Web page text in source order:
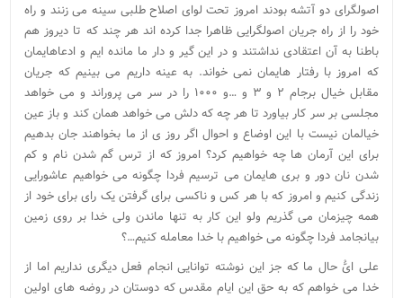
اصولگرای دو آتشه بودند امروز تحت لوای اصلاح طلبی سینه می زنند و راه
خود را از راه جریان اصولگرایی ظاهرا جدا کرده اند هر چند که تا دیروز هم
باطنا به آن اعتقادی نداشتند و در این گیر و دار ما مانده ایم و ادعاهایمان
که امروز با رفتار هایمان نمی خواند. به عینه داریم می بینیم که جریان
مقابل خیال برجام ۲ و ۳ و …و ۱۰۰۰ را در سر می پروراند و می خواهد
مجلسی بر سر کار بیاورد تا هر چه که دلش می خواهد همان کند و باز عین
خیالمان نیست با این اوضاع و احوال اگر روز ی از ما بخواهند جان بدهیم
برای این آرمان ها چه خواهیم کرد؟ امروز که از ترس گم شدن نام و کم
شدن نان دور و بری هایمان می ترسیم فردا چگونه می خواهیم عاشورایی
زندگی کنیم و امروز که با هر کس و ناکسی برای گرفتن یک رای برای خود از
همه چیزمان می گذریم ولو این کار به تنها ماندن ولی خدا بر روی زمین
بیانجامد فردا چگونه می خواهیم با خدا معامله کنیم…؟
علی ایُّ حال ما که جز این نوشته توانایی انجام فعل دیگری نداریم اما از
خدا می خواهم که به حق این ایام مقدس که دوستان در روضه های اولین